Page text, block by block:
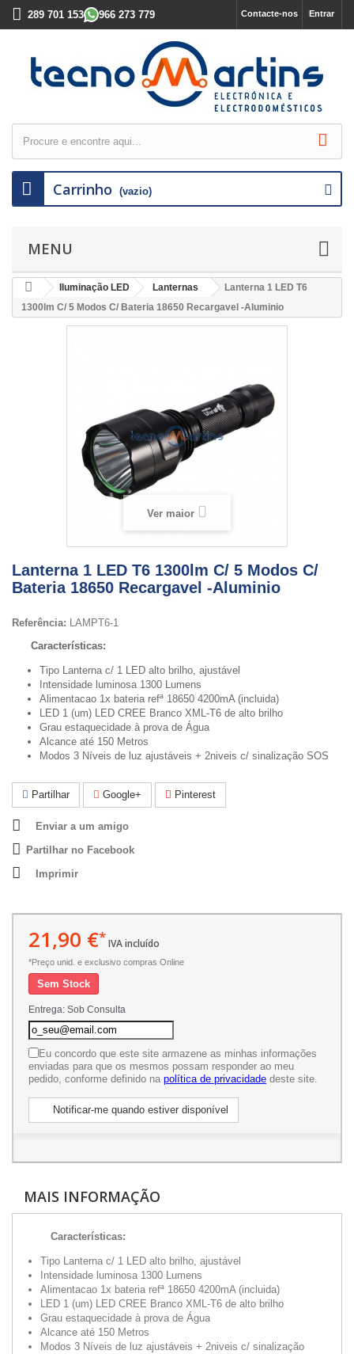
Entrar
Contacte-nos
289 701 153 966 273 779
Carrinho (vazio)
MENU
Iluminação LED Lanternas
Lanterna 1 LED T6
1300lm C/ 5 Modos C/ Bateria 18650 Recargavel -Aluminio
Ver maior
Lanterna 1 LED T6 1300lm C/ 5 Modos C/
Bateria 18650 Recargavel -Aluminio
Referência: LAMPT6-1
Características:
Tipo Lanterna c/ 1 LED alto brilho, ajustável
Intensidade luminosa 1300 Lumens
Alimentacao 1x bateria refª 18650 4200mA (incluida)
LED 1 (um) LED CREE Branco XML-T6 de alto brilho
Grau estaquecidade à prova de Água
Alcance até 150 Metros
Modos 3 Níveis de luz ajustáveis + 2niveis c/ sinalização SOS
Partilhar Google+ Pinterest
Enviar a um amigo
Partilhar no Facebook
Imprimir
21,90 €*IVA incluído
*Preço unid. e exclusivo compras Online
Sem Stock
Entrega: Sob Consulta
Eu concordo que este site armazene as minhas informações
enviadas para que os mesmos possam responder ao meu
pedido, conforme definido na política de privacidade deste site.
Notificar-me quando estiver disponível
MAIS INFORMAÇÃO
Características:
Tipo Lanterna c/ 1 LED alto brilho, ajustável
Intensidade luminosa 1300 Lumens
Alimentacao 1x bateria refª 18650 4200mA (incluida)
LED 1 (um) LED CREE Branco XML-T6 de alto brilho
Grau estaquecidade à prova de Água
Alcance até 150 Metros
Modos 3 Níveis de luz ajustáveis + 2niveis c/ sinalização